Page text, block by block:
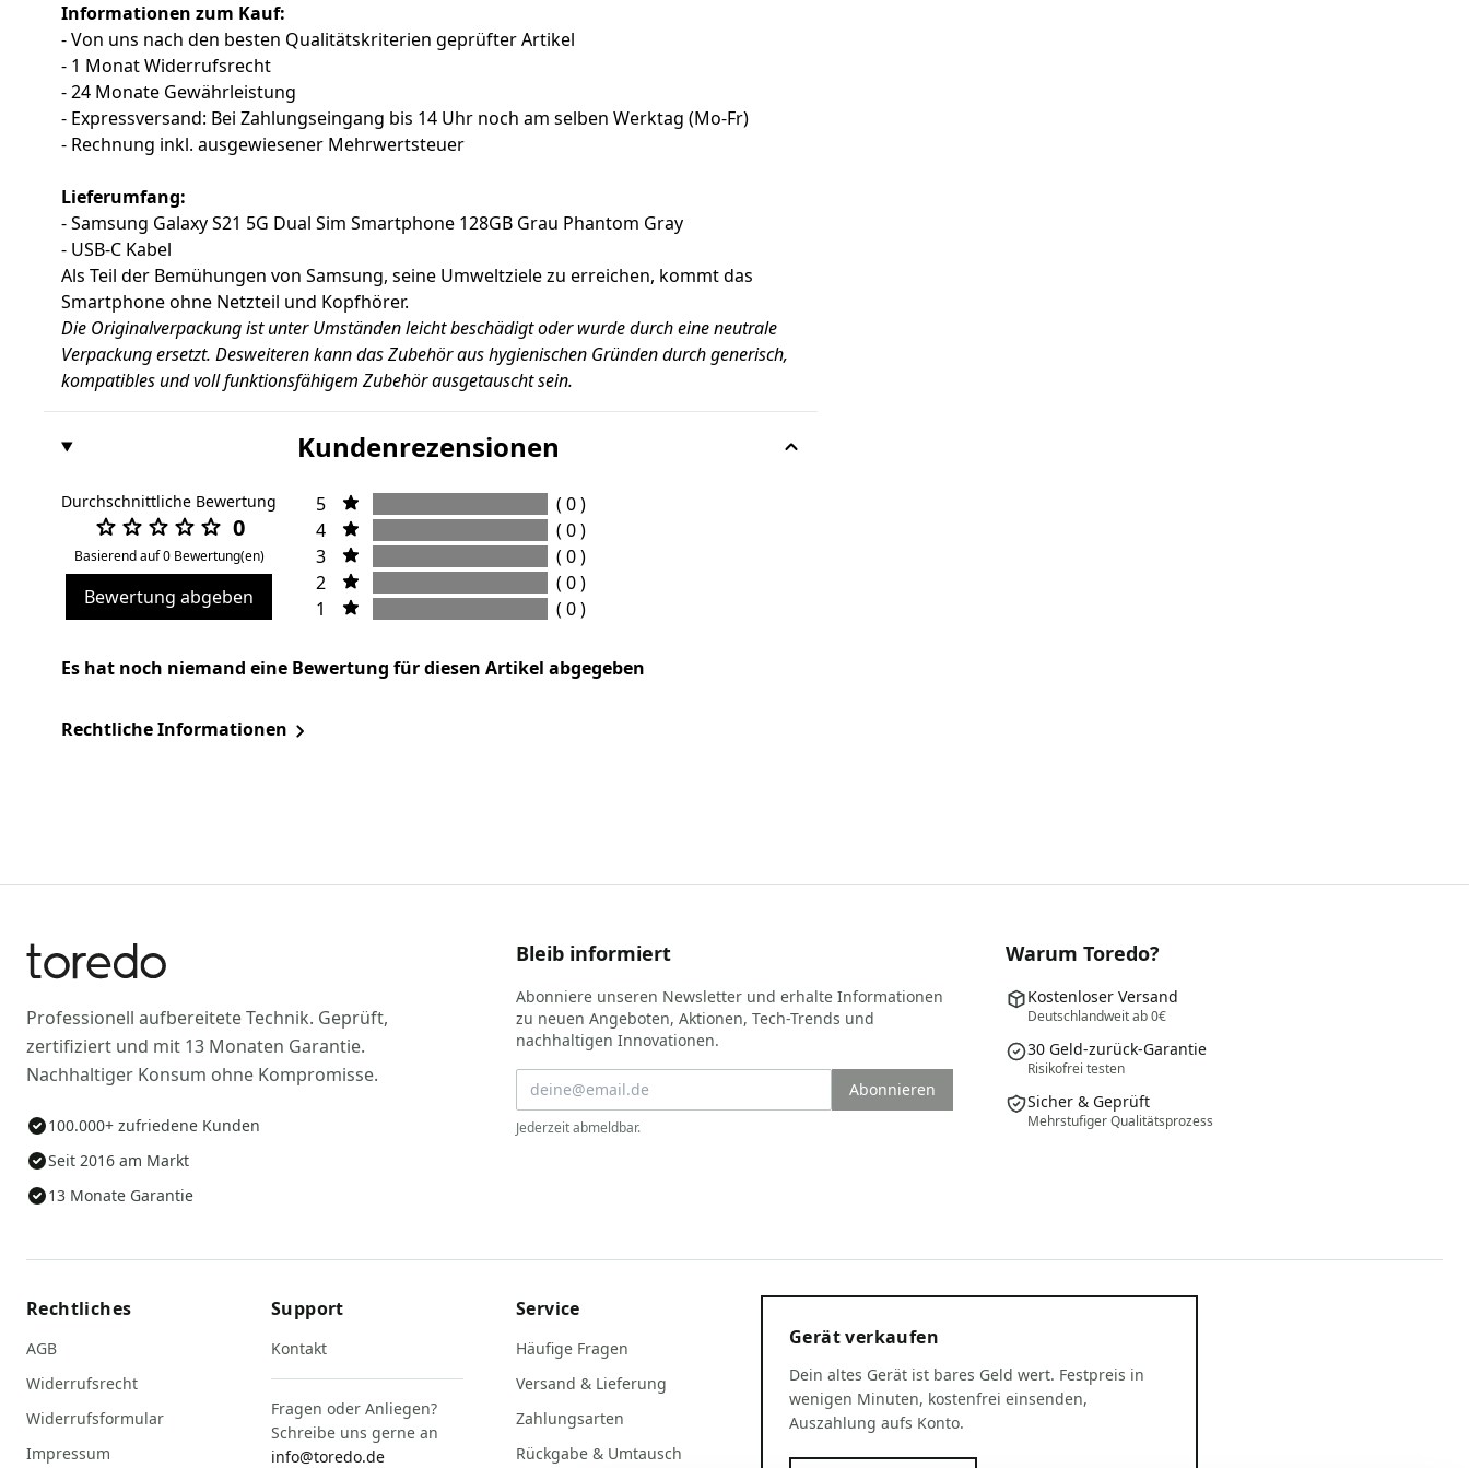
Informationen zum Kauf:
- Von uns nach den besten Qualitätskriterien geprüfter Artikel
- 1 Monat Widerrufsrecht
- 24 Monate Gewährleistung
- Expressversand: Bei Zahlungseingang bis 14 Uhr noch am selben Werktag (Mo-Fr)
- Rechnung inkl. ausgewiesener Mehrwertsteuer
Lieferumfang:
- Samsung Galaxy S21 5G Dual Sim Smartphone 128GB Grau Phantom Gray
- USB-C Kabel
Als Teil der Bemühungen von Samsung, seine Umweltziele zu erreichen, kommt das
Smartphone ohne Netzteil und Kopfhörer.
Die Originalverpackung ist unter Umständen leicht beschädigt oder wurde durch eine neutrale
Verpackung ersetzt. Desweiteren kann das Zubehör aus hygienischen Gründen durch generisch,
kompatibles und voll funktionsfähigem Zubehör ausgetauscht sein.
Kundenrezensionen
Durchschnittliche Bewertung
0
Basierend auf 0 Bewertung(en)
Bewertung abgeben
5
( 0 )
4
( 0 )
3
( 0 )
2
( 0 )
1
( 0 )
Es hat noch niemand eine Bewertung für diesen Artikel abgegeben
Rechtliche Informationen
Professionell aufbereitete Technik. Geprüft,
zertifiziert und mit 13 Monaten Garantie.
Nachhaltiger Konsum ohne Kompromisse.
100.000+ zufriedene Kunden
Seit 2016 am Markt
13 Monate Garantie
Bleib informiert
Abonniere unseren Newsletter und erhalte Informationen
zu neuen Angeboten, Aktionen, Tech-Trends und
nachhaltigen Innovationen.
Abonnieren
Jederzeit abmeldbar.
Warum Toredo?
Kostenloser Versand
Deutschlandweit ab 0€
30 Geld-zurück-Garantie
Risikofrei testen
Sicher & Geprüft
Mehrstufiger Qualitätsprozess
Rechtliches
AGB
Widerrufsrecht
Widerrufsformular
Impressum
Support
Kontakt
Fragen oder Anliegen?
Schreibe uns gerne an
info@toredo.de
Service
Häufige Fragen
Versand & Lieferung
Zahlungsarten
Rückgabe & Umtausch
Gerät verkaufen
Dein altes Gerät ist bares Geld wert. Festpreis in
wenigen Minuten, kostenfrei einsenden,
Auszahlung aufs Konto.